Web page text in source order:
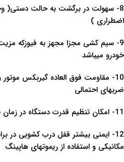
8- سهولت در برگشت به حالت دستی(
اضطراری )
9- سیم کشی مجزا مجهز به فیوزکه
خودرو میباشد
10- مقاومت فوق العاده گیربکس
ضربهای احتمالی
11- امکان تنظیم قدرت دستگاه در زمان برخورد با مانع
12- ایمنی بیشتر قفل درب کشویی در
مکانیکی و استفاده از ریموتهای هاپینگ